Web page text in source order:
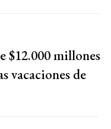
$12.000 millones
vacaciones de